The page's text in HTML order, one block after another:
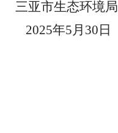
三亚市生态环境局
2025年5月 30 日